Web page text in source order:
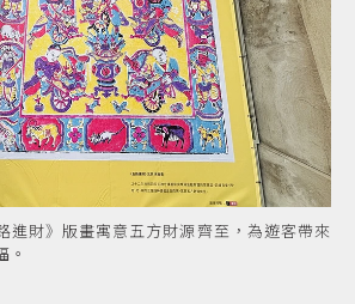
進財》版畫寓意五方財源齊至，為遊客帶來
。